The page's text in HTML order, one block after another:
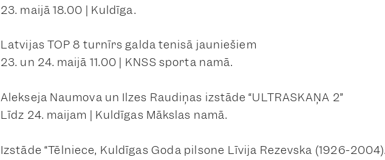
23. maijā 18.00 | Kuldīga.
Latvijas TOP 8 turnīrs galda tenisā jauniešiem
23. un 24. maijā 11.00 | KNSS sporta namā.
Alekseja Naumova un Ilzes Raudiņas izstāde “ULTRASKAŅA 2”
Līdz 24. maijam | Kuldīgas Mākslas namā.
Izstāde “Tēlniece, Kuldīgas Goda pilsone Līvija Rezevska (1926-